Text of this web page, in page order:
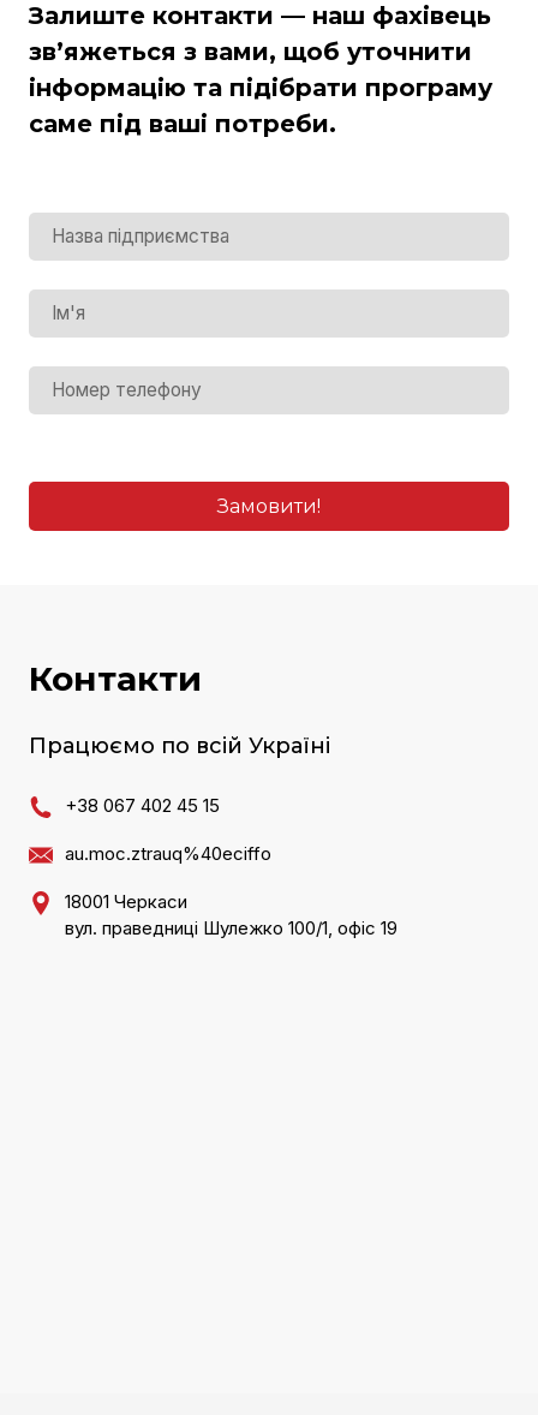
Залиште контакти — наш фахівець
зв’яжеться з вами, щоб уточнити
інформацію та підібрати програму
саме під ваші потреби.
Замовити!
Контакти
Працюємо по всій Україні
+38 067 402 45 15
au.moc.ztrauq%40eciffo
18001 Черкаси
вул. праведниці Шулежко 100/1, офіс 19